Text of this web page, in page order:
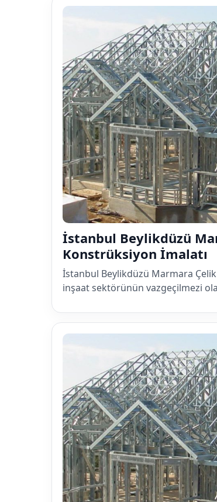
İstanbul Beylikdüzü
Konstrüksiyon İmalatı
İstanbul Beylikdüzü Marmara
inşaat sektörünün vazgeçilmezi